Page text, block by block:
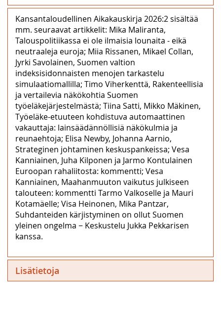
Kansantaloudellinen Aikakauskirja 2026:2 sisältää
mm. seuraavat artikkelit: Mika Maliranta,
Talouspolitiikassa ei ole ilmaisia lounaita - eikä
neutraaleja euroja; Miia Rissanen, Mikael Collan,
Jyrki Savolainen, Suomen valtion
indeksisidonnaisten menojen tarkastelu
simulaatiomallilla; Timo Viherkenttä, Rakenteellisia
ja vertailevia näkökohtia Suomen
työeläkejärjestelmästä; Tiina Satti, Mikko Mäkinen,
Työeläke-etuuteen kohdistuva automaattinen
vakauttaja: lainsäädännöllisiä näkökulmia ja
reunaehtoja; Elisa Newby, Johanna Aarnio,
Strateginen johtaminen keskuspankeissa; Vesa
Kanniainen, Juha Kilponen ja Jarmo Kontulainen
Euroopan rahaliitosta: kommentti; Vesa
Kanniainen, Maahanmuuton vaikutus julkiseen
talouteen: kommentti Tarmo Valkoselle ja Mauri
Kotamäelle; Visa Heinonen, Mika Pantzar,
Suhdanteiden kärjistyminen on ollut Suomen
yleinen ongelma − Keskustelu Jukka Pekkarisen
kanssa.
Lisätietoja